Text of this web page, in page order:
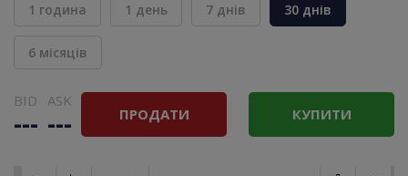
1 година 1 день 7 днів 30 днів
6 місяців
BID
---
ASK
--- ПРОДАТИ КУПИТИ